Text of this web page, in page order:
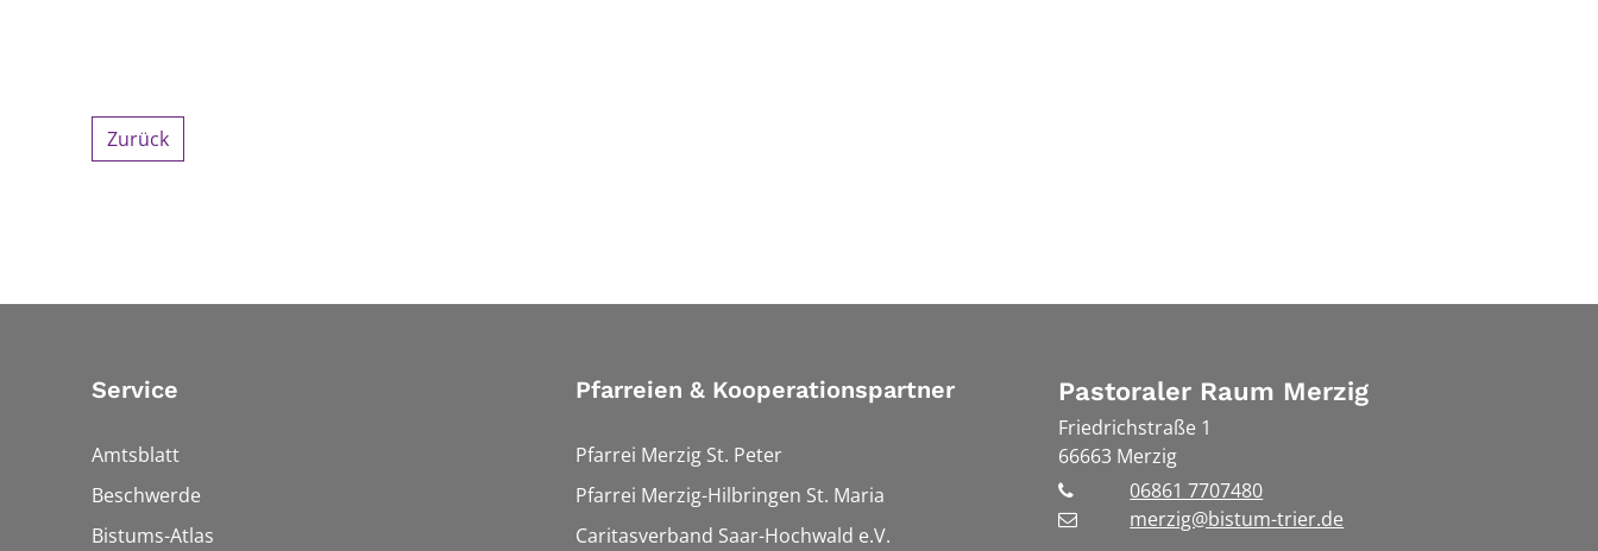
Zurück
Service
Amtsblatt
Beschwerde
Bistums-Atlas
Pfarreien & Kooperationspartner
Pfarrei Merzig St. Peter
Pfarrei Merzig-Hilbringen St. Maria
Caritasverband Saar-Hochwald e.V.
Pastoraler Raum Merzig
Friedrichstraße 1
66663 Merzig
06861 7707480
merzig@bistum-trier.de